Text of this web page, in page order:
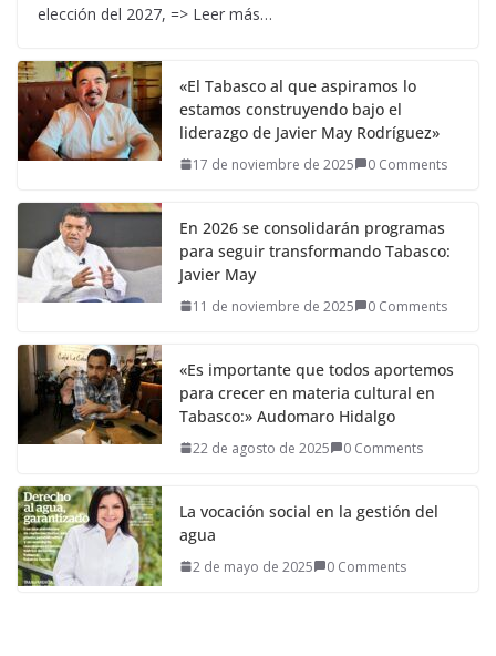
elección del 2027, => Leer más…
«El Tabasco al que aspiramos lo
estamos construyendo bajo el
liderazgo de Javier May Rodríguez»
17 de noviembre de 2025 0 Comments
En 2026 se consolidarán programas
para seguir transformando Tabasco:
Javier May
11 de noviembre de 2025 0 Comments
«Es importante que todos aportemos
para crecer en materia cultural en
Tabasco:» Audomaro Hidalgo
22 de agosto de 2025 0 Comments
La vocación social en la gestión del
agua
2 de mayo de 2025 0 Comments